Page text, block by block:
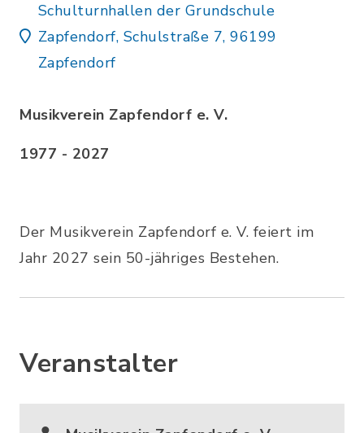
Schulturnhallen der Grundschule
Zapfendorf, Schulstraße 7, 96199
Zapfendorf
Musikverein Zapfendorf e. V.
1977 - 2027
Der Musikverein Zapfendorf e. V. feiert im
Jahr 2027 sein 50-jähriges Bestehen.
Veranstalter